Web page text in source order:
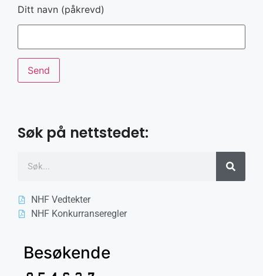
Ditt navn (påkrevd)
Søk på nettstedet:
NHF Vedtekter
NHF Konkurranseregler
Besøkende